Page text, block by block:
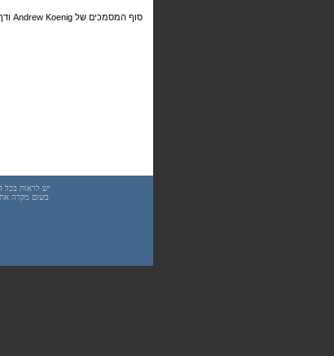
סוף המסמכים של Andrew Koenig ודף הכותב של Andrew Koenig .